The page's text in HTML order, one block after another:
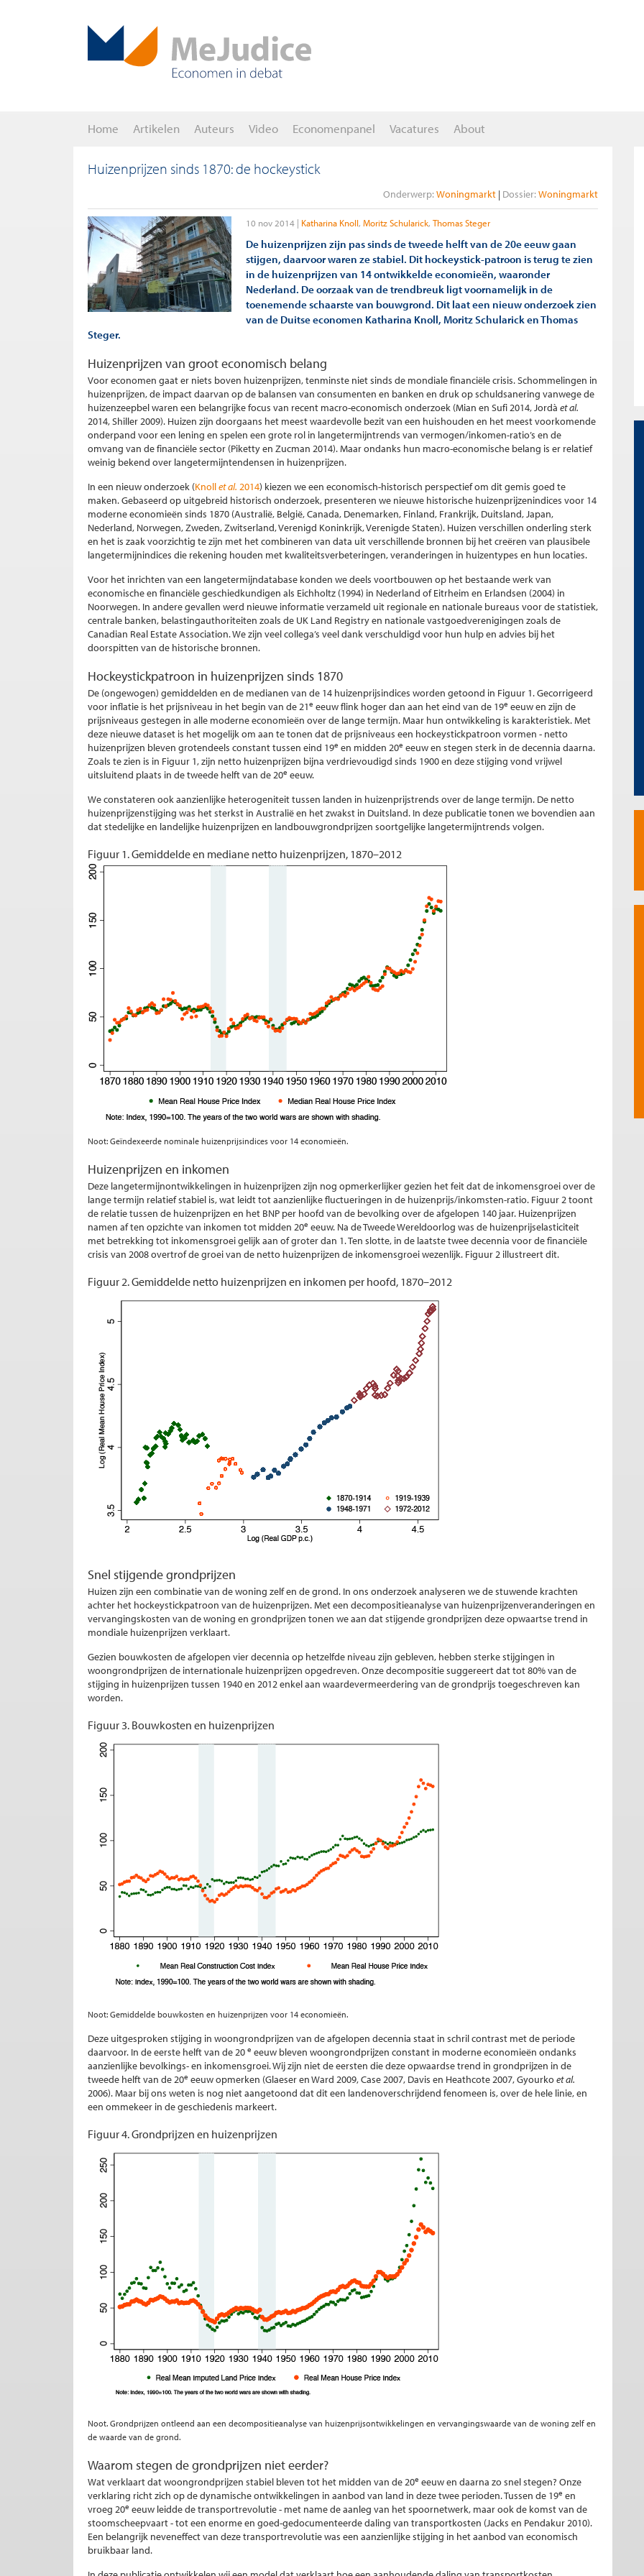
Home Artikelen Auteurs Video Economenpanel Vacatures About
Huizenprijzen sinds 1870: de hockeystick
Onderwerp: Woningmarkt Dossier: Woningmarkt
10 nov 2014 Katharina Knoll Moritz Schularick Thomas Steger
De huizenprijzen zijn pas sinds de tweede helft van de 20e eeuw gaan
stijgen, daarvoor waren ze stabiel. Dit hockeystick-patroon is terug te zien
in de huizenprijzen van 14 ontwikkelde economieën, waaronder
Nederland. De oorzaak van de trendbreuk ligt voornamelijk in de
toenemende schaarste van bouwgrond. Dit laat een nieuw onderzoek zien
van de Duitse economen Katharina Knoll, Moritz Schularick en Thomas
Steger.
Huizenprijzen van groot economisch belang
Voor economen gaat er niets boven huizenprijzen, tenminste niet sinds de mondiale financiële crisis. Schommelingen in
huizenprijzen, de impact daarvan op de balansen van consumenten en banken en druk op schuldsanering vanwege de
huizenzeepbel waren een belangrijke focus van recent macro-economisch onderzoek (Mian en Sufi 2014, Jordà et al.
2014, Shiller 2009). Huizen zijn doorgaans het meest waardevolle bezit van een huishouden en het meest voorkomende
onderpand voor een lening en spelen een grote rol in langetermijntrends van vermogen/inkomen-ratio’s en de
omvang van de financiële sector (Piketty en Zucman 2014). Maar ondanks hun macro-economische belang is er relatief
weinig bekend over langetermijntendensen in huizenprijzen.
In een nieuw onderzoek (Knollet al. 2014) kiezen we een economisch-historisch perspectief om dit gemis goed te
maken. Gebaseerd op uitgebreid historisch onderzoek, presenteren we nieuwe historische huizenprijzenindices voor 14
moderne economieën sinds 1870 (Australië, België, Canada, Denemarken, Finland, Frankrijk, Duitsland, Japan,
Nederland, Norwegen, Zweden, Zwitserland, Verenigd Koninkrijk, Verenigde Staten). Huizen verschillen onderling sterk
en het is zaak voorzichtig te zijn met het combineren van data uit verschillende bronnen bij het creëren van plausibele
langetermijnindices die rekening houden met kwaliteitsverbeteringen, veranderingen in huizentypes en hun locaties.
Voor het inrichten van een langetermijndatabase konden we deels voortbouwen op het bestaande werk van
economische en financiële geschiedkundigen als Eichholtz (1994) in Nederland of Eitrheim en Erlandsen (2004) in
Noorwegen. In andere gevallen werd nieuwe informatie verzameld uit regionale en nationale bureaus voor de statistiek,
centrale banken, belastingauthoriteiten zoals de UK Land Registry en nationale vastgoedverenigingen zoals de
Canadian Real Estate Association. We zijn veel collega’s veel dank verschuldigd voor hun hulp en advies bij het
doorspitten van de historische bronnen.
Hockeystickpatroon in huizenprijzen sinds 1870
De (ongewogen) gemiddelden en de medianen van de 14 huizenprijsindices worden getoond in Figuur 1. Gecorrigeerd
voor inflatie is het prijsniveau in het begin van de 21e eeuw flink hoger dan aan het eind van de 19e eeuw en zijn de
prijsniveaus gestegen in alle moderne economieën over de lange termijn. Maar hun ontwikkeling is karakteristiek. Met
deze nieuwe dataset is het mogelijk om aan te tonen dat de prijsniveaus een hockeystickpatroon vormen - netto
huizenprijzen bleven grotendeels constant tussen eind 19e en midden 20e eeuw en stegen sterk in de decennia daarna.
Zoals te zien is in Figuur 1, zijn netto huizenprijzen bijna verdrievoudigd sinds 1900 en deze stijging vond vrijwel
uitsluitend plaats in de tweede helft van de 20e eeuw.
We constateren ook aanzienlijke heterogeniteit tussen landen in huizenprijstrends over de lange termijn. De netto
huizenprijzenstijging was het sterkst in Australië en het zwakst in Duitsland. In deze publicatie tonen we bovendien aan
dat stedelijke en landelijke huizenprijzen en landbouwgrondprijzen soortgelijke langetermijntrends volgen.
Figuur 1. Gemiddelde en mediane netto huizenprijzen, 1870–2012
Noot: Geïndexeerde nominale huizenprijsindices voor 14 economieën.
Huizenprijzen en inkomen
Deze langetermijnontwikkelingen in huizenprijzen zijn nog opmerkerlijker gezien het feit dat de inkomensgroei over de
lange termijn relatief stabiel is, wat leidt tot aanzienlijke fluctueringen in de huizenprijs/inkomsten-ratio. Figuur 2 toont
de relatie tussen de huizenprijzen en het BNP per hoofd van de bevolking over de afgelopen 140 jaar. Huizenprijzen
namen af ten opzichte van inkomen tot midden 20e eeuw. Na de Tweede Wereldoorlog was de huizenprijselasticiteit
met betrekking tot inkomensgroei gelijk aan of groter dan 1. Ten slotte, in de laatste twee decennia voor de financiële
crisis van 2008 overtrof de groei van de netto huizenprijzen de inkomensgroei wezenlijk. Figuur 2 illustreert dit.
Figuur 2. Gemiddelde netto huizenprijzen en inkomen per hoofd, 1870–2012
Snel stijgende grondprijzen
Huizen zijn een combinatie van de woning zelf en de grond. In ons onderzoek analyseren we de stuwende krachten
achter het hockeystickpatroon van de huizenprijzen. Met een decompositieanalyse van huizenprijzenveranderingen en
vervangingskosten van de woning en grondprijzen tonen we aan dat stijgende grondprijzen deze opwaartse trend in
mondiale huizenprijzen verklaart.
Gezien bouwkosten de afgelopen vier decennia op hetzelfde niveau zijn gebleven, hebben sterke stijgingen in
woongrondprijzen de internationale huizenprijzen opgedreven. Onze decompositie suggereert dat tot 80% van de
stijging in huizenprijzen tussen 1940 en 2012 enkel aan waardevermeerdering van de grondprijs toegeschreven kan
worden.
Figuur 3. Bouwkosten en huizenprijzen
Noot: Gemiddelde bouwkosten en huizenprijzen voor 14 economieën.
Deze uitgesproken stijging in woongrondprijzen van de afgelopen decennia staat in schril contrast met de periode
daarvoor. In de eerste helft van de 20 e eeuw bleven woongrondprijzen constant in moderne economieën ondanks
aanzienlijke bevolkings- en inkomensgroei. Wij zijn niet de eersten die deze opwaardse trend in grondprijzen in de
tweede helft van de 20e eeuw opmerken (Glaeser en Ward 2009, Case 2007, Davis en Heathcote 2007, Gyourkoet al.
2006). Maar bij ons weten is nog niet aangetoond dat dit een landenoverschrijdend fenomeen is, over de hele linie, en
een ommekeer in de geschiedenis markeert.
Figuur 4. Grondprijzen en huizenprijzen
Noot. Grondprijzen ontleend aan een decompositieanalyse van huizenprijsontwikkelingen en vervangingswaarde van de woning zelf en
de waarde van de grond.
Waarom stegen de grondprijzen niet eerder?
Wat verklaart dat woongrondprijzen stabiel bleven tot het midden van de 20e eeuw en daarna zo snel stegen? Onze
verklaring richt zich op de dynamische ontwikkelingen in aanbod van land in deze twee perioden. Tussen de 19e en
vroeg 20e eeuw leidde de transportrevolutie - met name de aanleg van het spoornetwerk, maar ook de komst van de
stoomscheepvaart - tot een enorme en goed-gedocumenteerde daling van transportkosten (Jacks en Pendakur 2010).
Een belangrijk neveneffect van deze transportrevolutie was een aanzienlijke stijging in het aanbod van economisch
bruikbaar land.